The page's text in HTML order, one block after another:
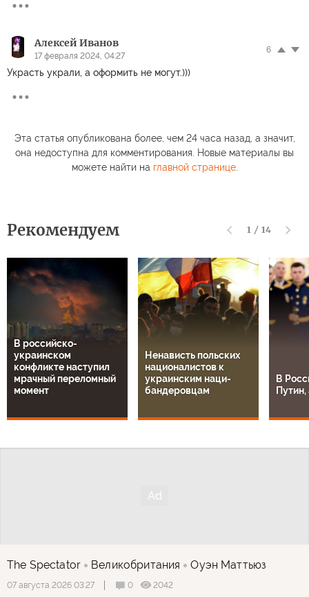
Алексей Иванов
17 февраля 2024, 04:27
6
Украсть украли, а оформить не могут.)))
Эта статья опубликована более, чем 24 часа назад, а значит,
она недоступна для комментирования. Новые материалы вы
можете найти на главной странице.
Рекомендуем 1 / 14
В российско-
украинском
конфликте наступил
мрачный переломный
момент
Ненависть польских
националистов к
украинским наци-
бандеровцам
В
The Spectator Великобритания Оуэн Маттьюз
07 августа 2026 03:27 0
2042